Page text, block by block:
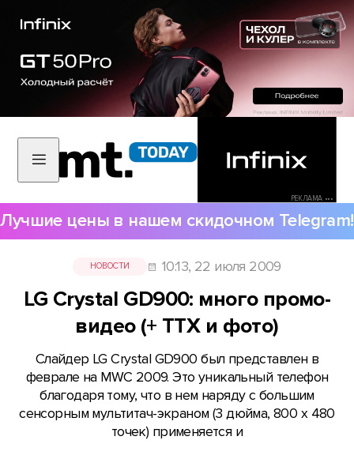
РЕКЛАМА •••
Лучшие цены в нашем скидочном Telegram!
НОВОСТИ 10:13, 22 июля 2009
LG Crystal GD900: много промо-
видео (+ ТТХ и фото)
Слайдер LG Crystal GD900 был представлен в
феврале на MWC 2009. Это уникальный телефон
благодаря тому, что в нем наряду с большим
сенсорным мультитач-экраном (3 дюйма, 800 х 480
точек) применяется и